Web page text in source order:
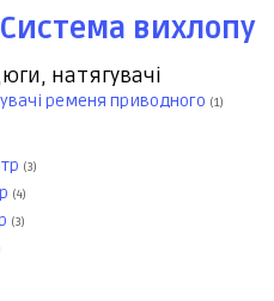
вихлопу
натягувачі
ременя приводного (1)
(3)
(4)
(3)